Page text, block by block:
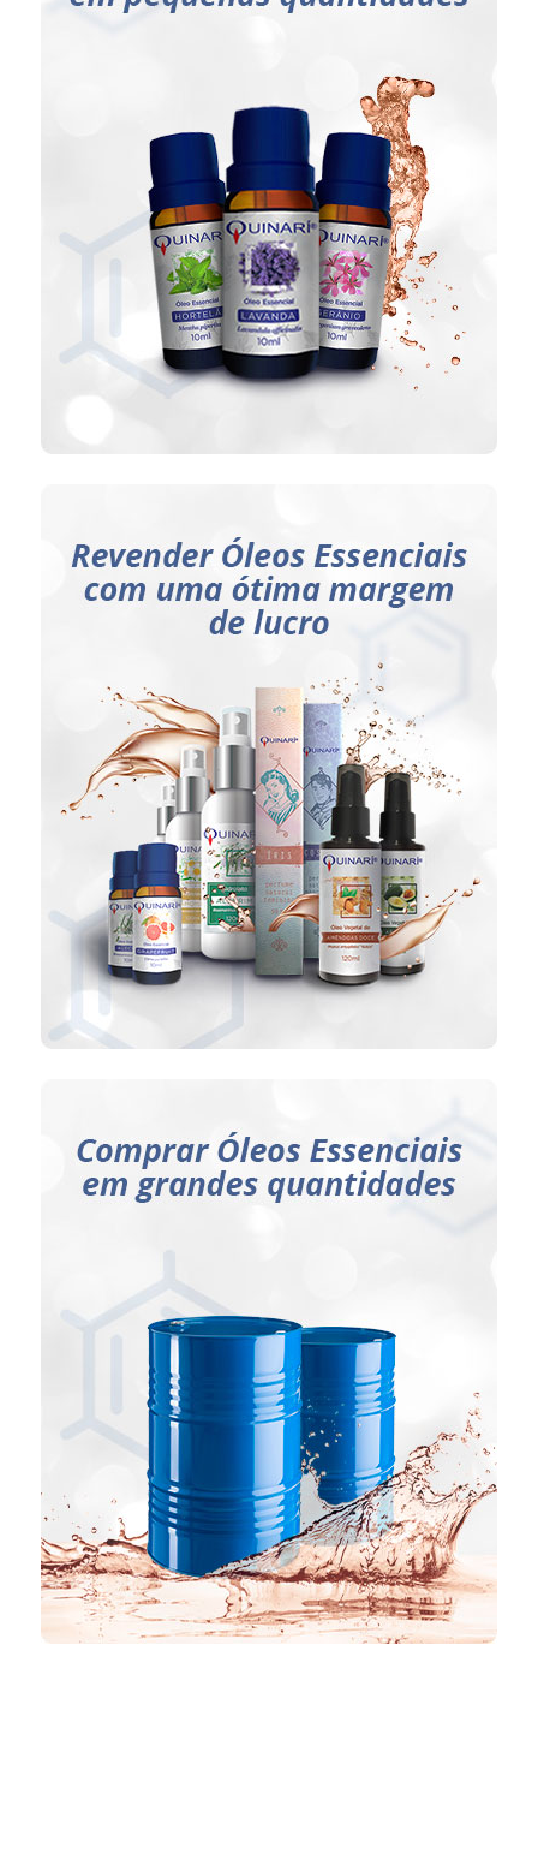
Pratica diária da aromaterapia.
CLIQUE AQUI
Ideal para:
Pessoas comuns (CPF)
que desejam complementar
Lojas de aromaterapia;
Lojas de produtos naturais;
Lojas veganas;
Farmácias de manipulação.
CLIQUE AQUI
Ideal para:
Industrias farmacêuticas;
Industrias alimentícias.
ENTRE EM CONTATO